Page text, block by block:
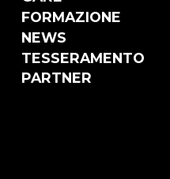
FORMAZIONE
NEWS
TESSERAMENTO
PARTNER